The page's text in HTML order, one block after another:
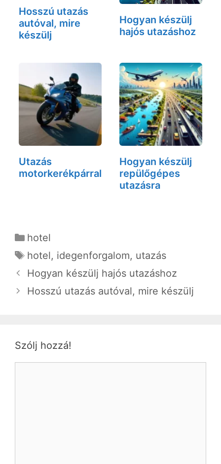
Hosszú utazás
autóval, mire
készülj
Hogyan készülj
hajós utazáshoz
Utazás
motorkerékpárral
Hogyan készülj
repülőgépes
utazásra
Kategória
hotel
Címkék
hotel, idegenforgalom, utazás
Hogyan készülj hajós utazáshoz
Hosszú utazás autóval, mire készülj
Szólj hozzá!